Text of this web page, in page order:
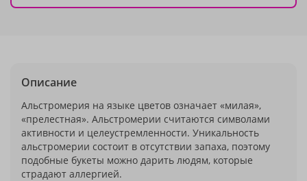
Описание
Альстромерия на языке цветов означает «милая»,
«прелестная». Альстромерии считаются символами
активности и целеустремленности. Уникальность
альстромерии состоит в отсутствии запаха, поэтому
подобные букеты можно дарить людям, которые
страдают аллергией.